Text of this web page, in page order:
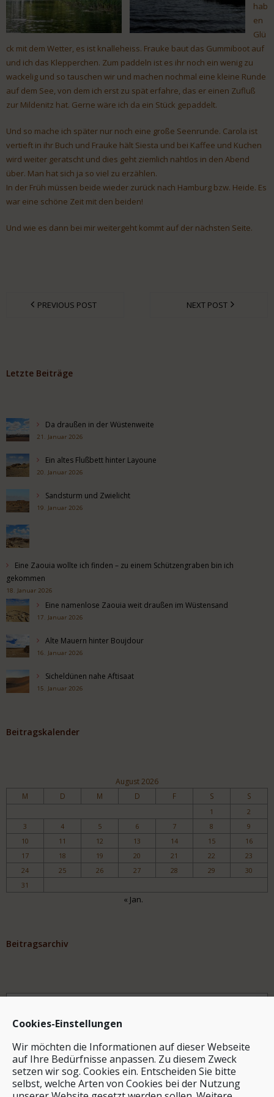
Cookies-Einstellungen
Wir möchten die Informationen auf dieser Webseite
auf Ihre Bedürfnisse anpassen. Zu diesem Zweck
setzen wir sog. Cookies ein. Entscheiden Sie bitte
selbst, welche Arten von Cookies bei der Nutzung
hab
en
Glü
ck mit dem Wetter, es ist knalleheiss. Frauke baut das Gummiboot auf
und ich das Klepperchen. Zum paddeln ist es ihr noch ein wenig zu
wackelig und so tauschen wir und machen nochmal eine kleine Runde
auf dem See, von dem ich erst zu spät erfahre, das er einen Zufluß
zur Mildenitz hat. Gerne wäre ich da ein Stück gepaddelt.
Und so mache ich später nur noch eine große Seenrunde. Carola ist
vertieft in ihr Buch und Frauke hält Siesta und bei Kaffee und Kuchen
wird weiter geratscht und dies geht ziemlich nahtlos in den Abend
über. Man hat sich ja so viel zu erzählen.
In der Früh müssen beide wieder zurück nach Hamburg bzw. Heide. Es
war eine schöne Zeit mit den beiden!
Und wie es dann bei mir weitergeht kommt auf der nächsten Seite.
PREVIOUS POST NEXT POST
Letzte Beiträge
Da draußen in der Wüstenweite
21. Januar 2026
Ein altes Flußbett hinter Layoune
20. Januar 2026
Sandsturm und Zwielicht
19. Januar 2026
Eine Zaouia wollte ich finden – zu einem Schützengraben bin ich
gekommen
18. Januar 2026
Eine namenlose Zaouia weit draußen im Wüstensand
17. Januar 2026
Alte Mauern hinter Boujdour
16. Januar 2026
Sicheldünen nahe Aftisaat
15. Januar 2026
Beitragskalender
August 2026
M D M D F S S
1
2
3
4 5 6 7 8
9
10
11 12 13 14 15
16
17
18 19 20 21 22
23
24
25 26 27 28 29
30
31
« Jan.
Beitragsarchiv
Archiv